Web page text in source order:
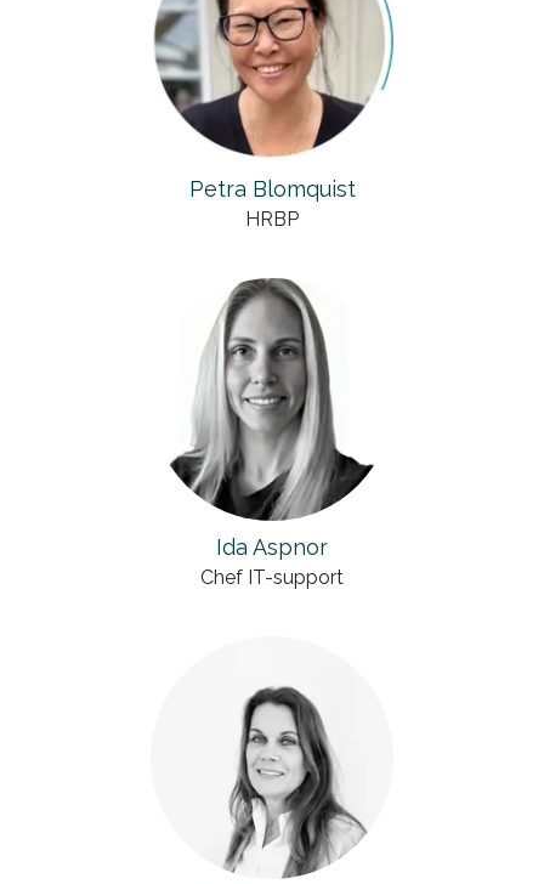
Petra Blomquist
HRBP
Ida Aspnor
Chef IT-support